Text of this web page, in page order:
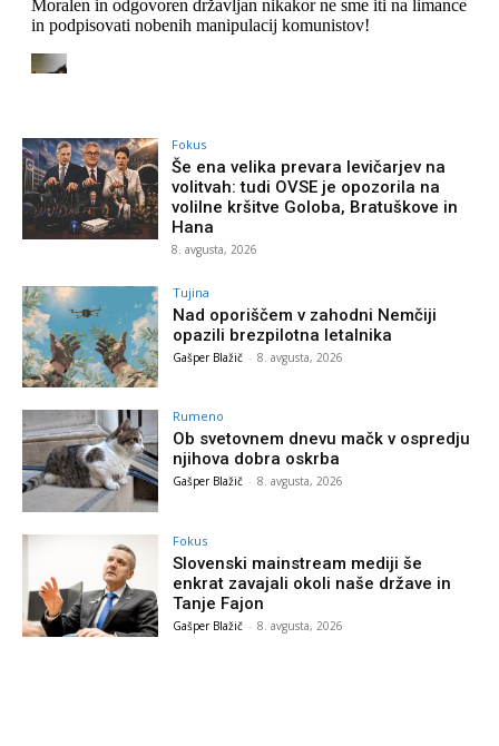
Fokus
Še ena velika prevara levičarjev na
volitvah: tudi OVSE je opozorila na
volilne kršitve Goloba, Bratuškove in
Hana
8. avgusta, 2026
Tujina
Nad oporiščem v zahodni Nemčiji
opazili brezpilotna letalnika
Gašper Blažič - 8. avgusta, 2026
Rumeno
Ob svetovnem dnevu mačk v ospredju
njihova dobra oskrba
Gašper Blažič - 8. avgusta, 2026
Fokus
Slovenski mainstream mediji še
enkrat zavajali okoli naše države in
Tanje Fajon
Gašper Blažič - 8. avgusta, 2026